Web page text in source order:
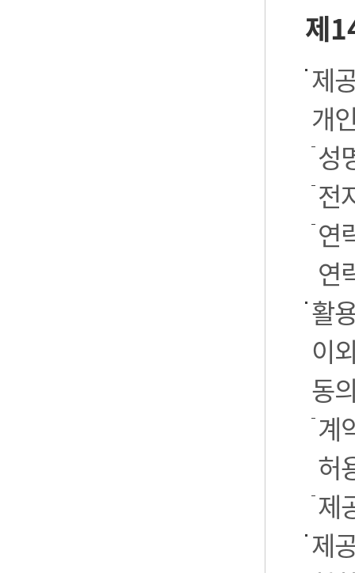
제
제
개
성
전
연
연
활
이
동
계
허
제
제